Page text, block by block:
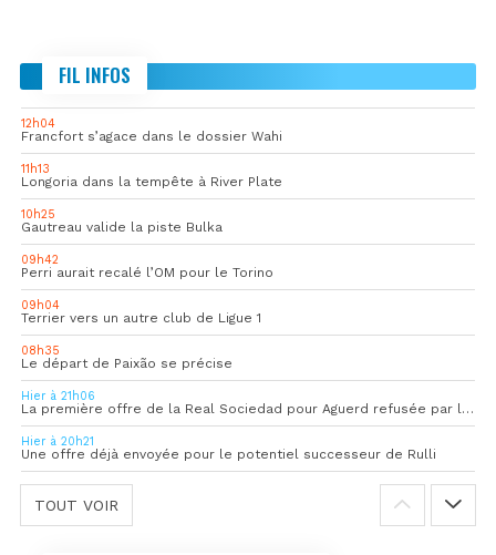
FIL INFOS
12h04
Francfort s’agace dans le dossier Wahi
11h13
Longoria dans la tempête à River Plate
10h25
Gautreau valide la piste Bulka
09h42
Perri aurait recalé l’OM pour le Torino
09h04
Terrier vers un autre club de Ligue 1
08h35
Le départ de Paixão se précise
Hier à 21h06
La première offre de la Real Sociedad pour Aguerd refusée par l’OM
Hier à 20h21
Une offre déjà envoyée pour le potentiel successeur de Rulli
TOUT VOIR